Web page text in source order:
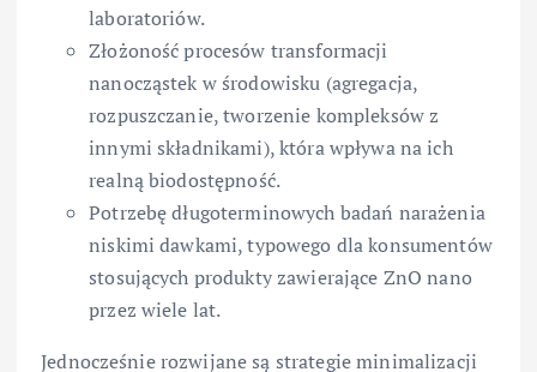
laboratoriów.
Złożoność procesów transformacji
nanocząstek w środowisku (agregacja,
rozpuszczanie, tworzenie kompleksów z
innymi składnikami), która wpływa na ich
realną biodostępność.
Potrzebę długoterminowych badań narażenia
niskimi dawkami, typowego dla konsumentów
stosujących produkty zawierające ZnO nano
przez wiele lat.
Jednocześnie rozwijane są strategie minimalizacji